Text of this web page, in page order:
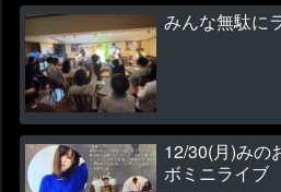
みんな無駄に
12/30(月)みの
ボミニライブ